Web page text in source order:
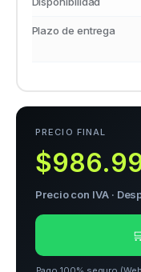
Plazo de entrega
PRECIO FINAL
Precio con IVA ·